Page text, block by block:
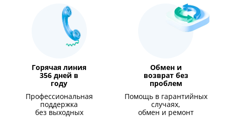
Горячая линия
356 дней в
году
Профессиональная
поддержка
без выходных
Обмен и
возврат без
проблем
Помощь в гарантийных
случаях,
обмен и ремонт